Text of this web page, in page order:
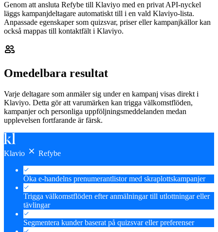
Genom att ansluta Refybe till Klaviyo med en privat API-nyckel
läggs kampanjdeltagare automatiskt till i en vald Klaviyo-lista.
Anpassade egenskaper som quizsvar, priser eller kampanjkällor kan
också mappas till kontaktfält i Klaviyo.
Omedelbara resultat
Varje deltagare som anmäler sig under en kampanj visas direkt i
Klaviyo. Detta gör att varumärken kan trigga välkomstflöden,
kampanjer och personliga uppföljningsmeddelanden medan
upplevelsen fortfarande är färsk.
Klavio Refybe
Öka e-handelns prenumerantlistor med skraplottskampanjer
Trigga välkomstflöden efter anmälningar till utlottningar eller
tävlingar
Segmentera kunder baserat på quizsvar eller preferenser